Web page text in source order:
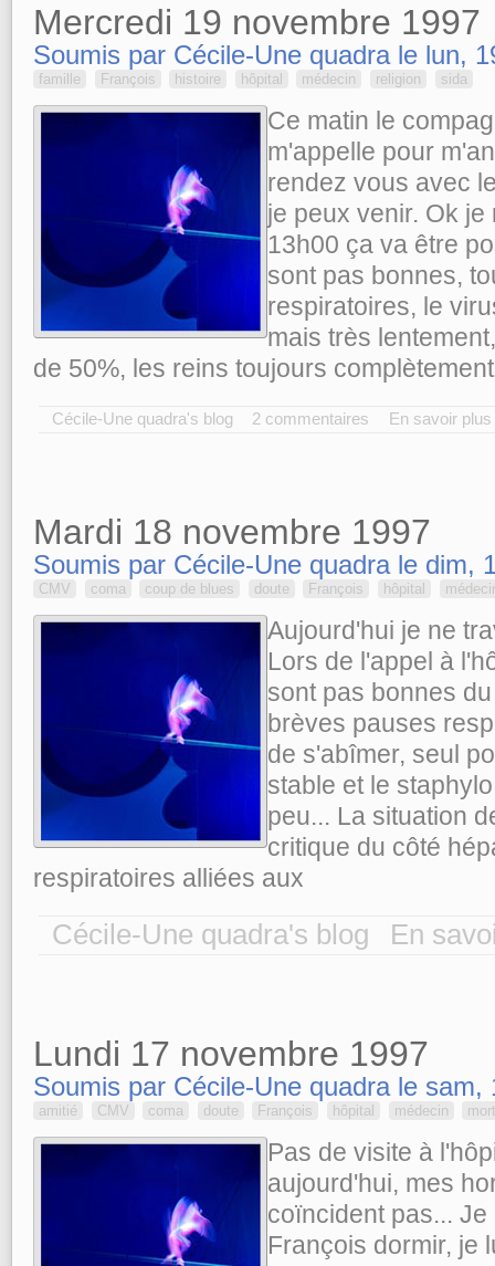
Mercredi 19 novembre 1997
Soumis par Cécile-Une quadra le lun,
famille François histoire hôpital médecin religion sida
Ce matin le
m'appelle pour
rendez vous avec
je peux venir. Ok
13h00 ça va être
sont pas bonnes,
respiratoires, le
mais très
de 50%, les reins toujours
Cécile-Une quadra's blog 2 commentaires En savoir plus
Mardi 18 novembre 1997
Soumis par Cécile-Une quadra le dim,
CMV coma coup de blues doute François hôpital
Aujourd'hui je ne
Lors de l'appel à
sont pas bonnes
brèves pauses
de s'abîmer, seul
stable et le
peu... La situation
critique du côté
respiratoires alliées aux
Cécile-Une quadra's blog En
Lundi 17 novembre 1997
Soumis par Cécile-Une quadra le sam,
amitié CMV coma doute François hôpital médecin
Pas de visite à
aujourd'hui, mes
coïncident pas...
François dormir, je